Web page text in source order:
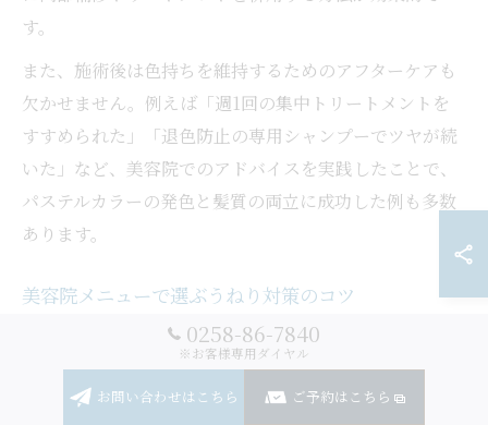
す。
また、施術後は色持ちを維持するためのアフターケアも
欠かせません。例えば「週1回の集中トリートメントを
すすめられた」「退色防止の専用シャンプーでツヤが続
いた」など、美容院でのアドバイスを実践したことで、
パステルカラーの発色と髪質の両立に成功した例も多数
あります。
美容院メニューで選ぶうねり対策のコツ
うねり対策には、美容院ごとに用意されているメニュー
の違いを知ることが大切です。代表的なのは、髪質改善
トリートメントや酸熱トリートメント、縮毛矯正など。
0258-86-7840
※お客様専用ダイヤル
お問い合わせはこちら ご予約はこちら